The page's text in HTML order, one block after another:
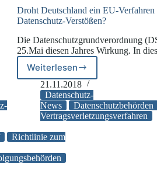
Richtlinie zum
Droht Deutschland ein EU-
Datenschutz-Verstößen?
Die Datenschutzgrundverordnung
25.Mai diesen Jahres Wirkung. In
Weiterlesen
Droht
Deutschland
ein
EU-
Verfahren
von
Verstößen?
21.11.2018
Datenschutz-
News
Datenschutzbehörden
Vertragsverletzungsverfahren